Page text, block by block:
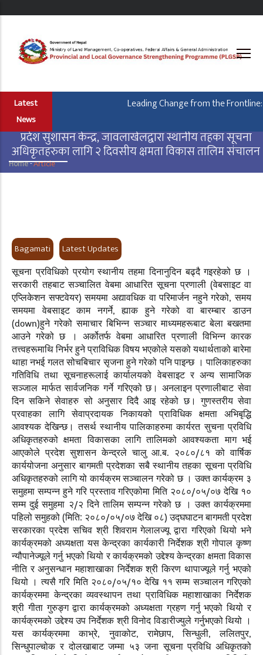
content
Latest
News
Leading Change from the
प्रदेश सुशासन केन्द्र, जावलाखेलद्वारा स्थानीय तहका सूचना
अधिकृतहरुका लागि २ दिवसीय क्षमता विकास तालिम संचालन
Breadcrumb
Home-Article
Provice
Bagamati Type
Latest Updates
सूचना प्रविधिको प्रयोग स्थानीय तहमा दिनानुदिन बढ्दै गइरहेको छ ।
सरकारी तहबाट सञ्चालित वेबमा आधारित सूचना प्रणाली (वेबसाइट वा
एप्लिकेशन सफ्टवेयर) समयमा अद्यावधिक वा परिमार्जन नहुने गरेको,समय
समयमा वेबसाइट काम नगर्ने,ह्याक हुने गरेको वा बारम्बार डाउन
(down)हुने गरेको समाचार बिभिन्न सञ्चार माध्यमहरूबाट बेला बखतमा
आउने गरेको छ । अर्कोतर्फ वेबमा आधारित प्रणाली विभिन्न कारक
तत्त्वहरूमाथि निर्भर हुने प्राविधिक विषय भएकोले यसको यथार्थताको बारेमा
थाहा नभई गलत सोचबिचार सृजना हुने गरेको पनि पाइन्छ । पालिकाहरुका
गतिविधि तथा सूचनाहरूलाई कार्यालयको वेबसाइट र अन्य सामाजिक
सञ्जाल मार्फत सार्वजनिक गर्ने गरिएको छ। अनलाइन प्रणालीबाट सेवा
दिन सकिने सेवाहरु सो अनुसार दिदै आइ रहेको छ। गुणस्तरीय सेवा
प्रवाहका लागि सेवाप्रदायक निकायको प्राविधिक क्षमता अभिबृद्धि
आवश्यक देखिन्छ। तसर्थ स्थानीय पालिकाहरुमा कार्यरत सुचना प्रविधि
अधिकृतहरुको क्षमता विकासका लागि तालिमको आवश्यकता माग भई
आएकोले प्रदेश सुशासन केन्द्रले चालु आ.ब. २०८०/८१ को वार्षिक
कार्ययोजना अनुसार बागमती प्रदेशका सबै स्थानीय तहका सूचना प्रविधि
अधिकृतहरुको लागि यो कार्यक्रम सञ्चालन गरेको छ । उक्त कार्यक्रम ३
समुहमा सम्पन्न हुने गरि प्रस्ताव गरिएकोमा मिति २०८०/०५/०७ देखि १०
सम्म दुई समुहमा २/२ दिने तालिम सम्पन्न गरेको छ । उक्त कार्यक्रममा
पहिलो समुहको (मिति: २०८०/०५/०७ देखि ०८) उद्घघाटन बागमती प्रदेश
सरकारका प्रदेश सचिव श्री शिवराम गेलालज्यू द्वारा गरिएको थियो भने
कार्यक्रमको अध्यक्षता यस केन्द्रका कार्यकारी निर्देशक श्री गोपाल कृष्ण
न्यौपानेज्यूले गर्नु भएको थियो र कार्यक्रमको उद्देश्य केन्द्रका क्षमता विकास
नीति र अनुसन्धान महाशाखाका निर्देशक श्री किरण थापाज्यूले गर्नु भएको
थियो । त्यसै गरि मिति २०८०/०५/१० देखि ११ सम्म सञ्चालन गरिएको
कार्यक्रममा केन्द्रका व्यवस्थापन तथा प्राविधिक महाशाखाका निर्देशक
श्री गीता गुरुङ्ग द्वारा कार्यक्रमको अध्यक्षता ग्रहण गर्नु भएको थियो र
कार्यक्रमको उद्देश्य उप निर्देशक श्री विनोद विडारीज्युले गर्नुभएको थियो ।
यस कार्यक्रममा काभ्रे,नुवाकोट,रामेछाप,सिन्धुली,ललितपुर,
सिन्धुपाल्चोक र दोलखाबाट जम्मा ५३ जना सूचना प्रविधि अधिकृतको